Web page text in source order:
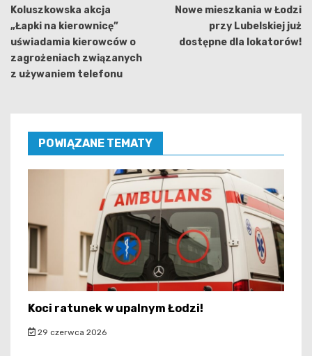
wpisu
Koluszkowska akcja
„Łapki na kierownicę”
uświadamia kierowców o
zagrożeniach związanych
z używaniem telefonu
Nowe mieszkania w Łodzi
przy Lubelskiej już
dostępne dla lokatorów!
POWIĄZANE TEMATY
Koci ratunek w upalnym Łodzi!
29 czerwca 2026